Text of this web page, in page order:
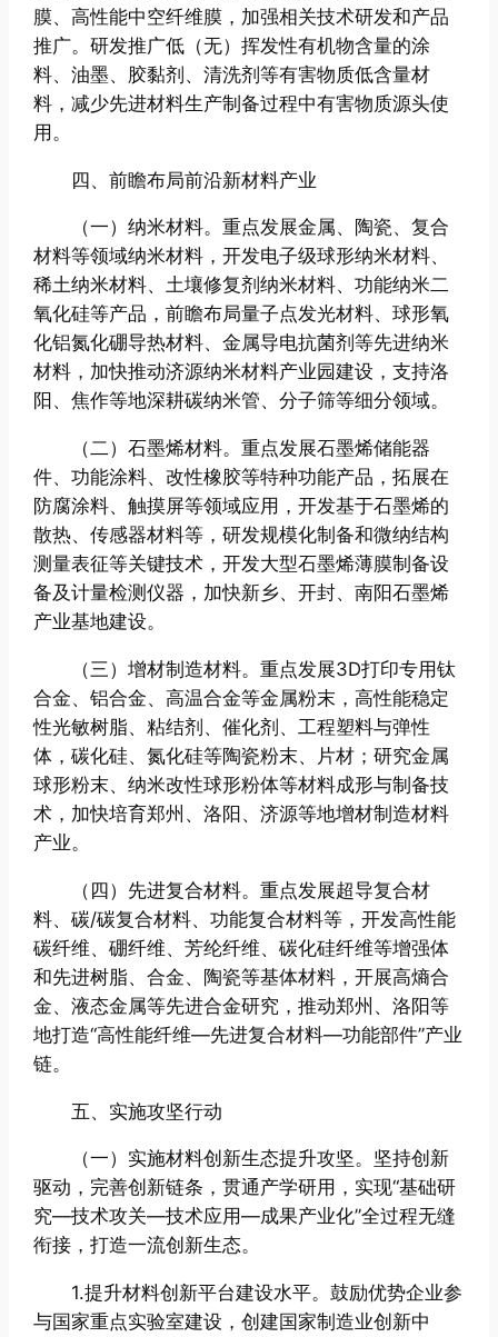
膜、高性能中空纤维膜，加强相关技术研发和产品
推广。研发推广低（无）挥发性有机物含量的涂
料、油墨、胶黏剂、清洗剂等有害物质低含量材
料，减少先进材料生产制备过程中有害物质源头使
用。
四、前瞻布局前沿新材料产业
（一）纳米材料。重点发展金属、陶瓷、复合
材料等领域纳米材料，开发电子级球形纳米材料、
稀土纳米材料、土壤修复剂纳米材料、功能纳米二
氧化硅等产品，前瞻布局量子点发光材料、球形氧
化铝氮化硼导热材料、金属导电抗菌剂等先进纳米
材料，加快推动济源纳米材料产业园建设，支持洛
阳、焦作等地深耕碳纳米管、分子筛等细分领域。
（二）石墨烯材料。重点发展石墨烯储能器
件、功能涂料、改性橡胶等特种功能产品，拓展在
防腐涂料、触摸屏等领域应用，开发基于石墨烯的
散热、传感器材料等，研发规模化制备和微纳结构
测量表征等关键技术，开发大型石墨烯薄膜制备设
备及计量检测仪器，加快新乡、开封、南阳石墨烯
产业基地建设。
（三）增材制造材料。重点发展3D打印专用钛
合金、铝合金、高温合金等金属粉末，高性能稳定
性光敏树脂、粘结剂、催化剂、工程塑料与弹性
体，碳化硅、氮化硅等陶瓷粉末、片材；研究金属
球形粉末、纳米改性球形粉体等材料成形与制备技
术，加快培育郑州、洛阳、济源等地增材制造材料
产业。
（四）先进复合材料。重点发展超导复合材
料、碳/碳复合材料、功能复合材料等，开发高性能
碳纤维、硼纤维、芳纶纤维、碳化硅纤维等增强体
和先进树脂、合金、陶瓷等基体材料，开展高熵合
金、液态金属等先进合金研究，推动郑州、洛阳等
地打造“高性能纤维—先进复合材料—功能部件”产业
链。
五、实施攻坚行动
（一）实施材料创新生态提升攻坚。坚持创新
驱动，完善创新链条，贯通产学研用，实现“基础研
究—技术攻关—技术应用—成果产业化”全过程无缝
衔接，打造一流创新生态。
1.提升材料创新平台建设水平。鼓励优势企业参
与国家重点实验室建设，创建国家制造业创新中